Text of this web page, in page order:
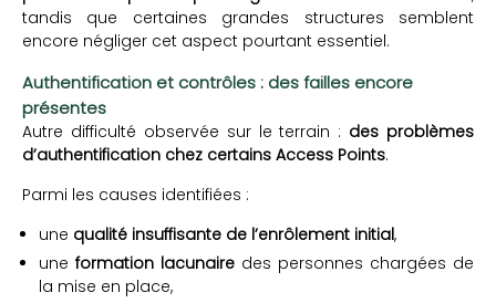
tandis que certaines grandes structures semblent
encore négliger cet aspect pourtant essentiel.
Authentification et contrôles : des failles encore
présentes
Autre difficulté observée sur le terrain : des problèmes
d’authentification chez certains Access Points.
Parmi les causes identifiées :
une qualité insuffisante de l’enrôlement initial,
une formation lacunaire des personnes chargées de
la mise en place,